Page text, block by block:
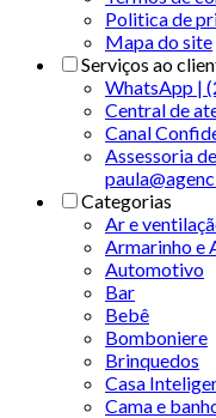
Politica de
Mapa do site
Serviços ao
WhatsApp |
Central de
Canal
Assessoria
Categorias
Ar e
Armarinho e
Automotivo
Bar
Bebê
Bomboniere
Brinquedos
Casa
Cama e